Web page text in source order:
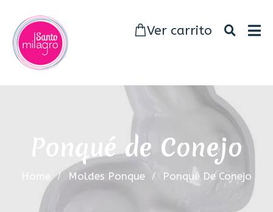
Ver carrito
Ponqué de Conejo
Moldes Ponque Ponqué De Conejo